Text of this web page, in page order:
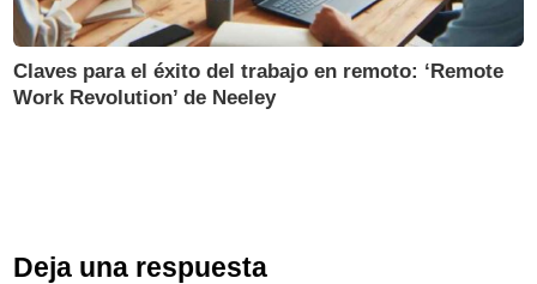
Claves para el éxito del trabajo en remoto: ‘Remote
Work Revolution’ de Neeley
Deja una respuesta